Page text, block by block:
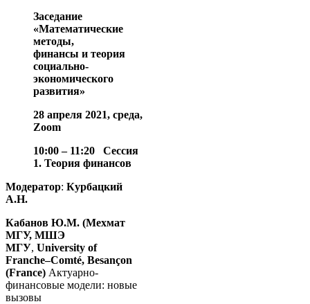
Заседание
«Математические
методы,
финансы и теория
социально-
экономического
развития»
28 апреля 2021, среда,
Zoom
10:00 – 11:20 Сессия
1. Теория финансов
Модератор: Курбацкий
А.Н.
Кабанов Ю.М. (Мехмат
МГУ, МШЭ
МГУ, University of
Franche–Comté, Besançon
(France) Актуарно-
финансовые модели: новые
вызовы